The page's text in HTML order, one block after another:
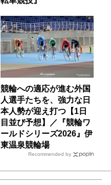
競輪への適応が進む外国
人選手たちを、強力な日
本人勢が迎え打つ【1日
目並び予想】／『競輪ワ
ールドシリーズ2026』伊
東温泉競輪場
Recommended by